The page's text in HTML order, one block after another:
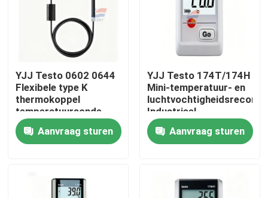
Huis
Producten
YJJ Testo 0602 0644
Flexibele type K
thermokoppel
temperatuursonde
rookgasanalysator
HVAC-meting
Aanvraag sturen
YJJ Testo 174T/174H
Mini-temperatuur- en
Industrieel
thermometer
Hoogprecisie
binnentemperatuurmeter
Aanvraag sturen